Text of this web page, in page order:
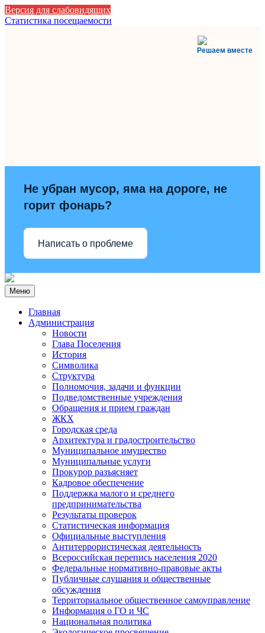
Версия для слабовидящих
Статистика посещаемости
Решаем вместе
Не убран мусор, яма на дороге, не
горит фонарь?
Написать о проблеме
Меню
Главная
Администрация
Новости
Глава Поселения
История
Символика
Структура
Полномочия, задачи и функции
Подведомственные учреждения
Обращения и прием граждан
ЖКХ
Городская среда
Архитектура и градостроительство
Муниципальное имущество
Муниципальные услуги
Прокурор разъясняет
Кадровое обеспечение
Поддержка малого и среднего
предпринимательства
Результаты проверок
Статистическая информация
Официальные выступления
Антитеррористическая деятельность
Всероссийская перепись населения 2020
Федеральные нормативно-правовые акты
Публичные слушания и общественные
обсуждения
Территориальное общественное самоуправление
Информация о ГО и ЧС
Национальная политика